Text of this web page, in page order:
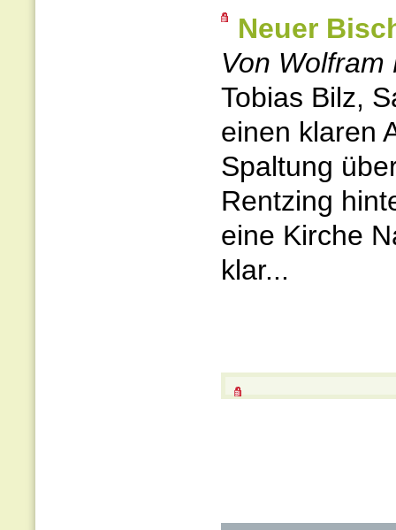
Neuer
Von Wolfram
Tobias Bilz,
einen klaren
Spaltung
Rentzing
eine Kirche
klar...